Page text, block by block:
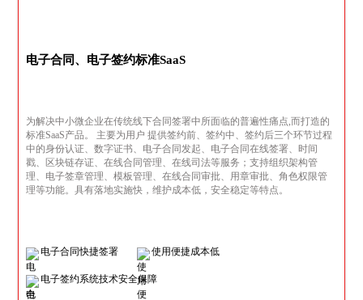
电子合同、电子签约标准SaaS
为解决中小微企业在传统线下合同签署中所面临的普遍性痛点,而打造的
标准SaaS产品。 主要为用户 提供签约前、签约中、签约后三个环节过程
中的身份认证、数字证书、电子合同发起、电子合同在线签署、时间
戳、区块链存证、在线合同管理、在线司法等服务；支持组织架构管
理、电子签章管理、模板管理、在线合同审批、用章审批、角色权限管
理等功能。具有落地实施快，维护成本低，安全稳定等特点。
电子合同快捷签署 使用便捷成本低
电子签约系统技术安全保障